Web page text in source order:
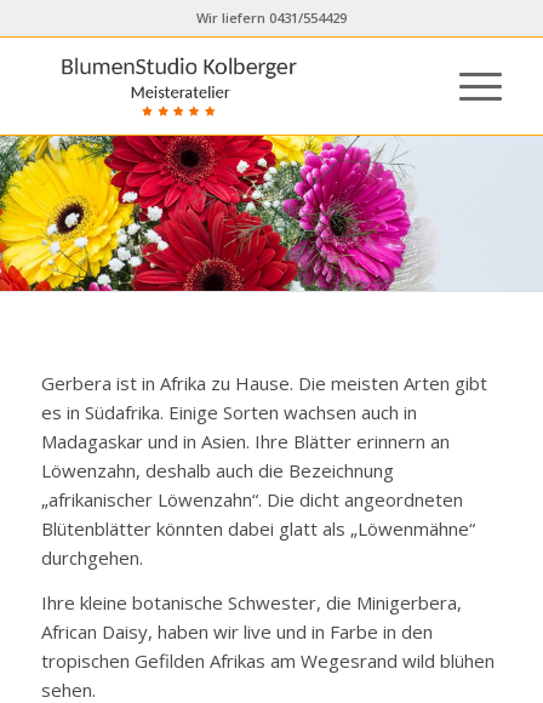
Wir liefern 0431/554429
Gerbera ist in Afrika zu Hause. Die meisten Arten gibt
es in Südafrika. Einige Sorten wachsen auch in
Madagaskar und in Asien. Ihre Blätter erinnern an
Löwenzahn, deshalb auch die Bezeichnung
„afrikanischer Löwenzahn“. Die dicht angeordneten
Blütenblätter könnten dabei glatt als „Löwenmähne“
durchgehen.
Ihre kleine botanische Schwester, die Minigerbera,
African Daisy, haben wir live und in Farbe in den
tropischen Gefilden Afrikas am Wegesrand wild blühen
sehen.